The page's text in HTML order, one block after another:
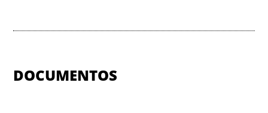
DOCUMENTOS